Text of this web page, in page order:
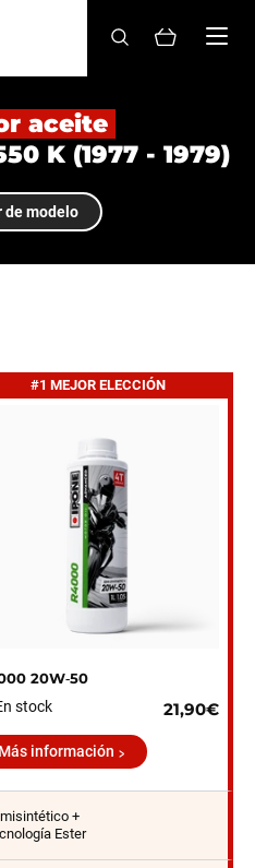
aceite
K (1977 - 1979)
de modelo
#1 MEJOR ELECCIÓN
20W‑50
stock
21,90€
Más información
+
Ester